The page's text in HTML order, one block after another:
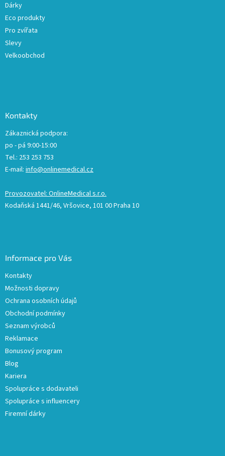
Dárky
Eco produkty
Pro zvířata
Slevy
Velkoobchod
Kontakty
Zákaznická podpora:
po - pá 9:00-15:00
Tel.: 253 253 753
E-mail: info@onlinemedical.cz
Provozovatel: OnlineMedical s.r.o.
Kodaňská 1441/46, Vršovice, 101 00 Praha 10
Informace pro Vás
Kontakty
Možnosti dopravy
Ochrana osobních údajů
Obchodní podmínky
Seznam výrobců
Reklamace
Bonusový program
Blog
Kariera
Spolupráce s dodavateli
Spolupráce s influencery
Firemní dárky